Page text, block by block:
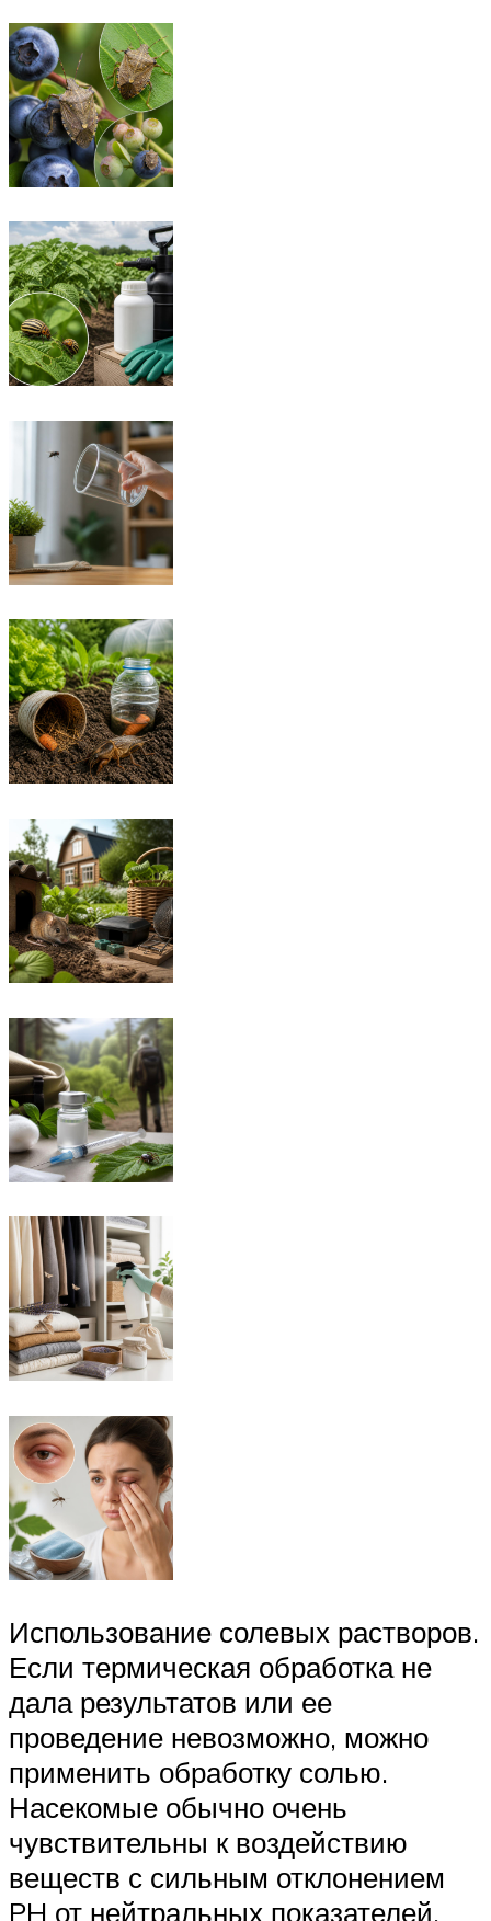
Использование солевых растворов.
Если термическая обработка не
дала результатов или ее
проведение невозможно, можно
применить обработку солью.
Насекомые обычно очень
чувствительны к воздействию
веществ с сильным отклонением
PH от нейтральных показателей.